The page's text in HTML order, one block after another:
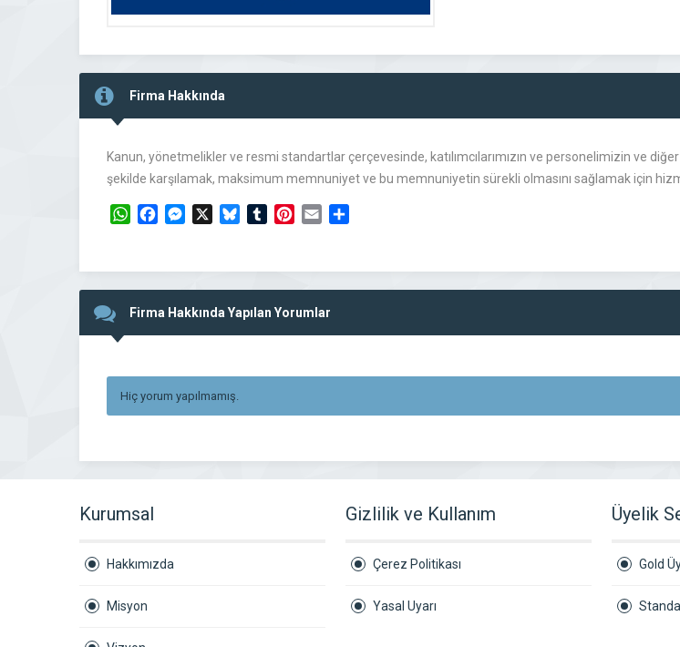
Firma Hakkında
Kanun, yönetmelikler ve resmi standartlar çerçevesinde, katılımcılarımızın ve personelimizin ve
şekilde karşılamak, maksimum memnuniyet ve bu memnuniyetin sürekli olmasını sağlamak için
WhatsAppFacebookMessengerBlueskyTumblrPinterest
Email
Firma Hakkında Yapılan Yorumlar
Hiç yorum yapılmamış.
Kurumsal
Hakkımızda
Misyon
Gizlilik ve Kullanım
Çerez Politikası
Yasal Uyarı
Üyelik
Gold